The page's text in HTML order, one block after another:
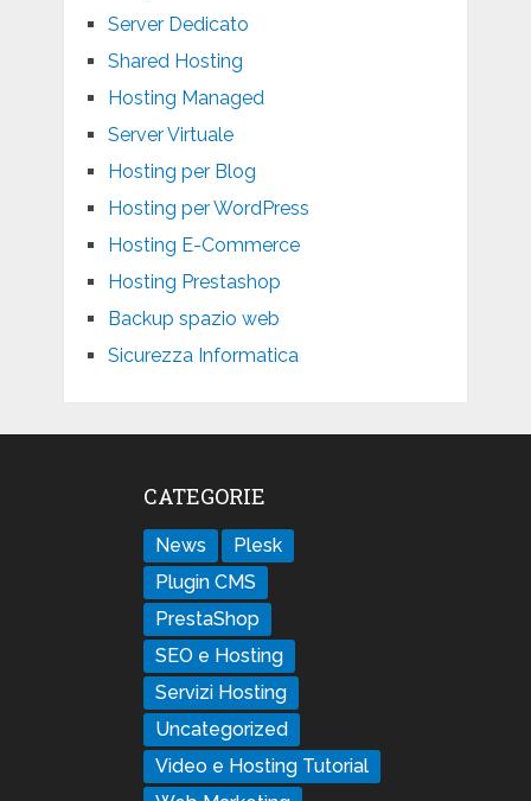
Server Dedicato
Shared Hosting
Hosting Managed
Server Virtuale
Hosting per Blog
Hosting per WordPress
Hosting E-Commerce
Hosting Prestashop
Backup spazio web
Sicurezza Informatica
CATEGORIE
News
Plesk
Plugin CMS
PrestaShop
SEO e Hosting
Servizi Hosting
Uncategorized
Video e Hosting Tutorial